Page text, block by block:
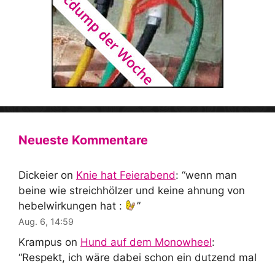
Neueste Kommentare
Dickeier on Knie hat Feierabend: “wenn man
beine wie streichhölzer und keine ahnung von
hebelwirkungen hat :
”
Aug. 6, 14:59
Krampus on Hund auf dem Monowheel:
“Respekt, ich wäre dabei schon ein dutzend mal